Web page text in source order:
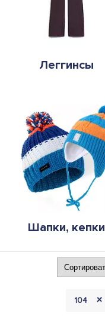
Леггинсы
Шапки, кепки
104 +